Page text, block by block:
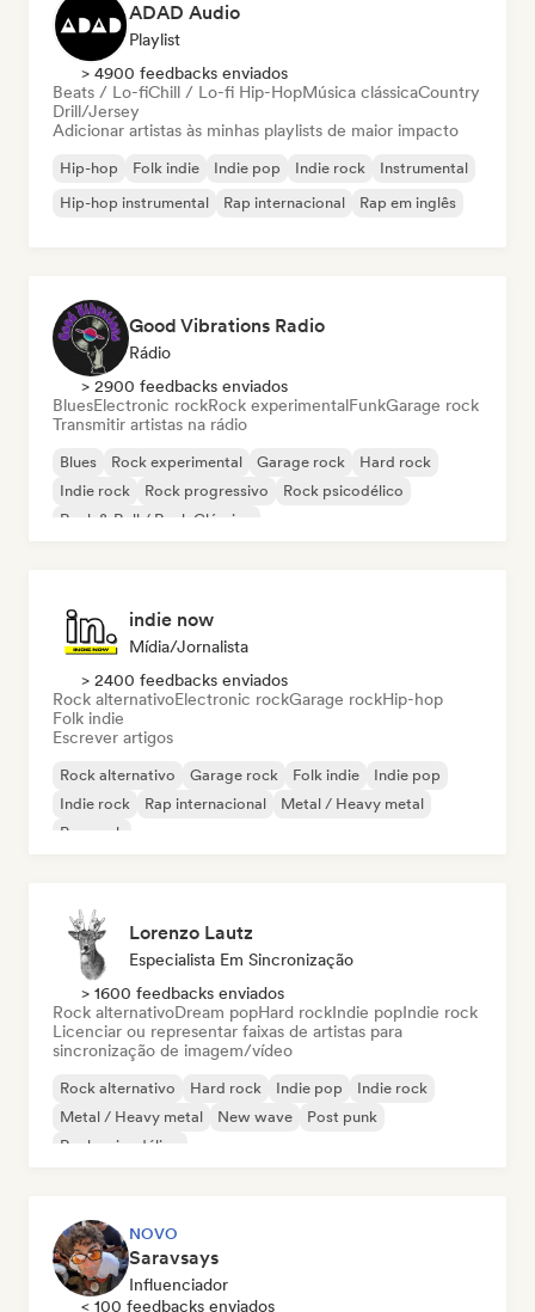
ADAD Audio
Playlist
> 4900 feedbacks enviados
Beats / Lo-fiChill / Lo-fi Hip-HopMúsica clássicaCountry
Drill/Jersey
Adicionar artistas às minhas playlists de maior impacto
Hip-hop Folk indie Indie pop Indie rock
Instrumental
Hip-hop instrumental
Rap internacional Rap em inglês
Good Vibrations Radio
Rádio
> 2900 feedbacks enviados
BluesElectronic rockRock experimentalFunkGarage rock
Transmitir artistas na rádio
Blues Rock experimental Garage rock
Hard rock
Indie rock
Rock progressivo
Rock psicodélico
Rock & Roll / Rock Clássico
indie now
Mídia/Jornalista
> 2400 feedbacks enviados
Rock alternativoElectronic rockGarage rockHip-hop
Folk indie
Escrever artigos
Rock alternativo Garage rock Folk indie
Indie pop
Indie rock
Rap internacional
Metal / Heavy metal
Pop rock
Lorenzo Lautz
Especialista Em Sincronização
> 1600 feedbacks enviados
Rock alternativoDream popHard rockIndie popIndie rock
Licenciar ou representar faixas de artistas para
sincronização de imagem/vídeo
Rock alternativo Hard rock Indie pop
Indie rock
Metal / Heavy metal
New wave
Post punk
Rock psicodélico
NOVO
Saravsays
Influenciador
< 100 feedbacks enviados